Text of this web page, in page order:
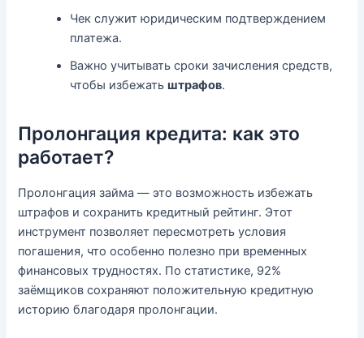
Чек служит юридическим подтверждением
платежа.
Важно учитывать сроки зачисления средств,
чтобы избежатьштрафов.
Пролонгация кредита: как это
работает?
Пролонгация займа — это возможность избежать
штрафов и сохранить кредитный рейтинг. Этот
инструмент позволяет пересмотреть условия
погашения, что особенно полезно при временных
финансовых трудностях. По статистике, 92%
заёмщиков сохраняют положительную кредитную
историю благодаря пролонгации.